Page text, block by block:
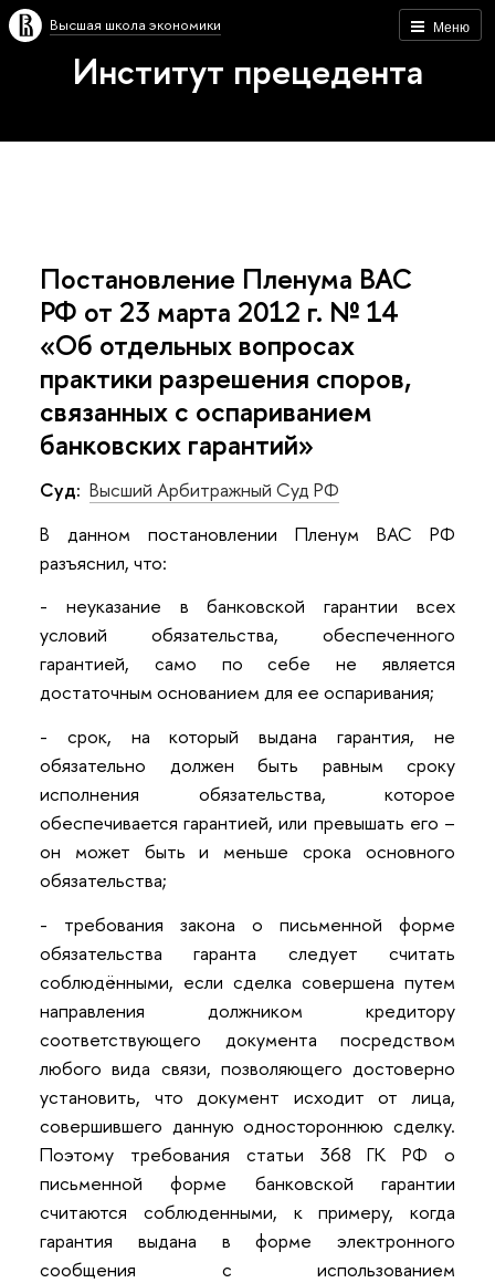
Меню
Высшая школа экономики
Институт прецедента
Постановление Пленума ВАС
РФ от 23 марта 2012 г. № 14
«Об отдельных вопросах
практики разрешения споров,
связанных с оспариванием
банковских гарантий»
Суд: Высший Арбитражный Суд РФ
В данном постановлении Пленум ВАС РФ
разъяснил, что:
- неуказание в банковской гарантии всех
условий обязательства, обеспеченного
гарантией, само по себе не является
достаточным основанием для ее оспаривания;
- срок, на который выдана гарантия, не
обязательно должен быть равным сроку
исполнения обязательства, которое
обеспечивается гарантией, или превышать его –
он может быть и меньше срока основного
обязательства;
- требования закона о письменной форме
обязательства гаранта следует считать
соблюдёнными, если сделка совершена путем
направления должником кредитору
соответствующего документа посредством
любого вида связи, позволяющего достоверно
установить, что документ исходит от лица,
совершившего данную одностороннюю сделку.
Поэтому требования статьи 368 ГК РФ о
письменной форме банковской гарантии
считаются соблюденными, к примеру, когда
гарантия выдана в форме электронного
сообщения с использованием